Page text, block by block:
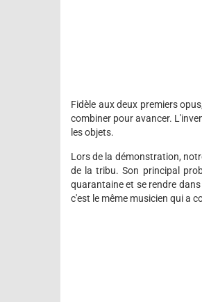
Fidèle aux deux premiers
combiner pour avancer.
les objets.
Lors de la démonstration,
de la tribu. Son principal
quarantaine et se rendre
c'est le même musicien qui a